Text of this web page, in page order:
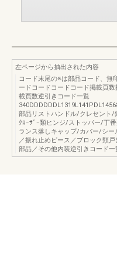
左ページから抽出された内容
コード末尾の※は部品コード、無
ードコードコードコード掲載頁
載頁数逆引きコード一覧
部品リストハンドル/クレセント
ｸﾛｰｻﾞｰ類ヒンジ/ストッパー/丁
ランス落しキャップ/カバー/シー
／振れ止めピース／ブロック類
部品／その他内装逆引きコード